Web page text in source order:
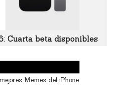
Cuarta beta disponibles
Memes del iPhone